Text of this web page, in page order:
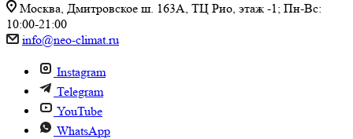
Москва, Дмитровское ш. 163А, ТЦ Рио, этаж -1; Пн-Вс:
10:00-21:00
info@neo-climat.ru
Instagram
Telegram
YouTube
WhatsApp